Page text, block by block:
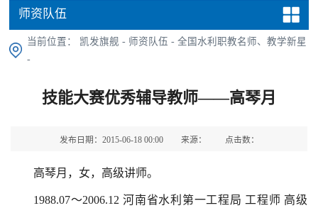
师资队伍
当前位置： 凯发旗舰 - 师资队伍 -全国水利职教名师、教学新星
-
技能大赛优秀辅导教师——高琴月
发布日期：2015-06-18 00:00 来源： 点击数：
高琴月，女，高级讲师。
1988.07～2006.12 河南省水利第一工程局 工程师 高级